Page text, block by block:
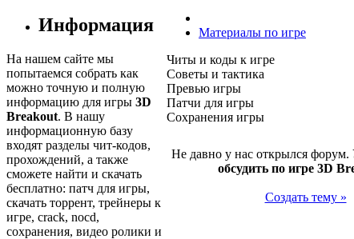
Информация
На нашем сайте мы
попытаемся собрать как
можно точную и полную
информацию для игры 3D
Breakout. В нашу
информационную базу
входят разделы чит-кодов,
прохождений, а также
сможете найти и скачать
бесплатно: патч для игры,
скачать торрент, трейнеры к
игре, crack, nocd,
сохранения, видео ролики и
Материалы по игре
Читы и коды к игре
Советы и тактика
Превью игры
Патчи для игры
Сохранения игры
Не давно у нас открылся форум.
обсудить по игре 3D
Создать тему »